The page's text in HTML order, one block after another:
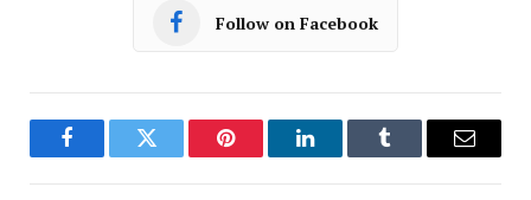
Follow on Facebook
FacebookTwitter Pinterest LinkedInTumblr Email